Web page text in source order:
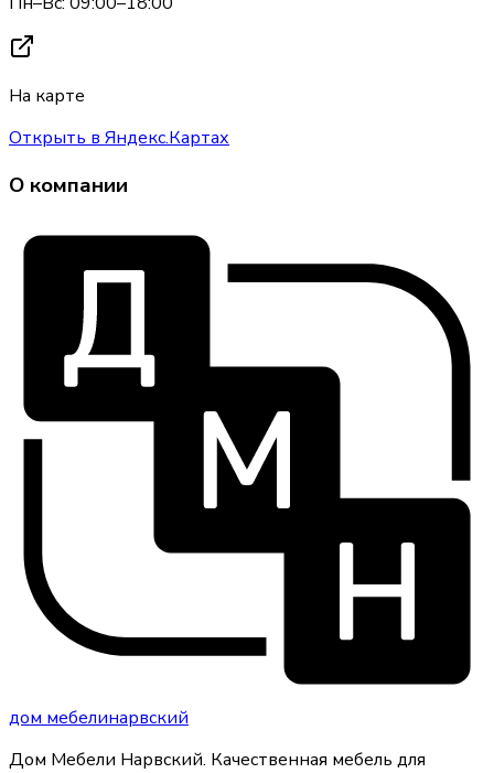
На карте
Открыть в Яндекс.Картах
О компании
дом мебелинарвский
Дом Мебели Нарвский. Качественная мебель для